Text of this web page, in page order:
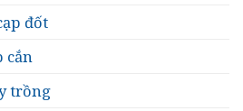
đốt
cắn
trồng